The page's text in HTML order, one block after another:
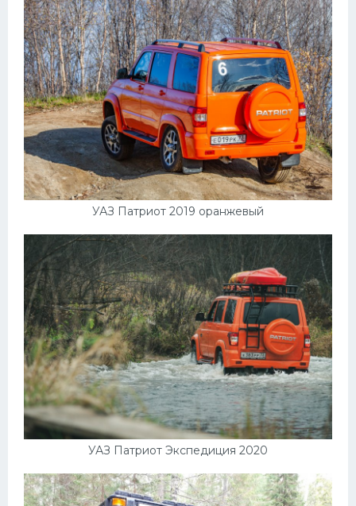
УАЗ Патриот 2019 оранжевый
УАЗ Патриот Экспедиция 2020